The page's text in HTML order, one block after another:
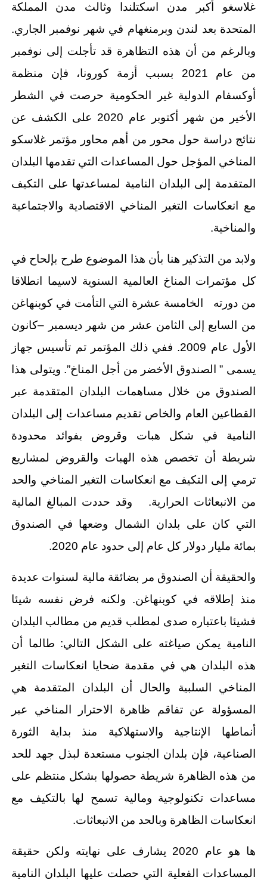
غلاسغو أكبر مدن اسكتلندا وثالث مدن المملكة
المتحدة بعد لندن وبرمنغهام في شهر نوفمبر الجاري.
وبالرغم من أن هذه التظاهرة قد تأجلت إلى نوفمبر
من عام 2021 بسبب أزمة كورونا، فإن منظمة
أوكسفام الدولية غير الحكومية حرصت في الشطر
الأخير من شهر أكتوبر عام 2020 على الكشف عن
نتائج دراسة حول محور من أهم محاور مؤتمر غلاسكو
المناخي المؤجل حول المساعدات التي تقدمها البلدان
المتقدمة إلى البلدان النامية لمساعدتها على التكيف
مع انعكاسات التغير المناخي الاقتصادية والاجتماعية
والمناخية.
ولابد من التذكير هنا بأن هذا الموضوع طرح بإلحاح في
كل مؤتمرات المناخ العالمية السنوية لاسيما انطلاقا
من دورته الخامسة عشرة التي التأمت في كوبنهاغن
من السابع إلى الثامن عشر من شهر ديسمبر –كانون
الأول عام 2009. ففي ذلك المؤتمر تم تأسيس جهاز
يسمى ” الصندوق الأخضر من أجل المناخ”. ويتولى هذا
الصندوق من خلال مساهمات البلدان المتقدمة عبر
القطاعين العام والخاص تقديم مساعدات إلى البلدان
النامية في شكل هبات وقروض بفوائد محدودة
شريطة أن تخصص هذه الهبات والقروض لمشاريع
ترمي إلى التكيف مع انعكاسات التغير المناخي والحد
من الانبعاثات الحرارية. وقد حددت المبالغ المالية
التي كان على بلدان الشمال وضعها في الصندوق
بمائة مليار دولار كل عام إلى حدود عام 2020.
والحقيقة أن الصندوق مر بضائقة مالية لسنوات عديدة
منذ إطلاقه في كوبنهاغن. ولكنه فرض نفسه شيئا
فشيئا باعتباره صدى لمطلب قديم من مطالب البلدان
النامية يمكن صياغته على الشكل التالي: طالما أن
هذه البلدان هي في مقدمة ضحايا انعكاسات التغير
المناخي السلبية والحال أن البلدان المتقدمة هي
المسؤولة عن تفاقم ظاهرة الاحترار المناخي عبر
أنماطها الإنتاجية والاستهلاكية منذ بداية الثورة
الصناعية، فإن بلدان الجنوب مستعدة لبذل جهد للحد
من هذه الظاهرة شريطة حصولها بشكل منتظم على
مساعدات تكنولوجية ومالية تسمح لها بالتكيف مع
انعكاسات الظاهرة وبالحد من الانبعاثات.
ها هو عام 2020 يشارف على نهايته ولكن حقيقة
المساعدات الفعلية التي حصلت عليها البلدان النامية